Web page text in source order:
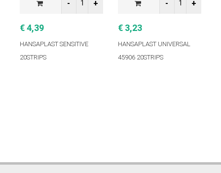
€ 4,39
HANSAPLAST SENSITIVE
20STRIPS
€ 3,23
HANSAPLAST UNIVERSAL
45906 20STRΙPS